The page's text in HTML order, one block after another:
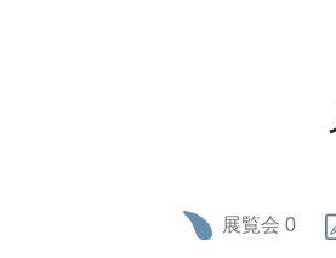
展覧会 0